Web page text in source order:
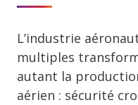
L’industrie
multiples
autant la
aérien : sécurité